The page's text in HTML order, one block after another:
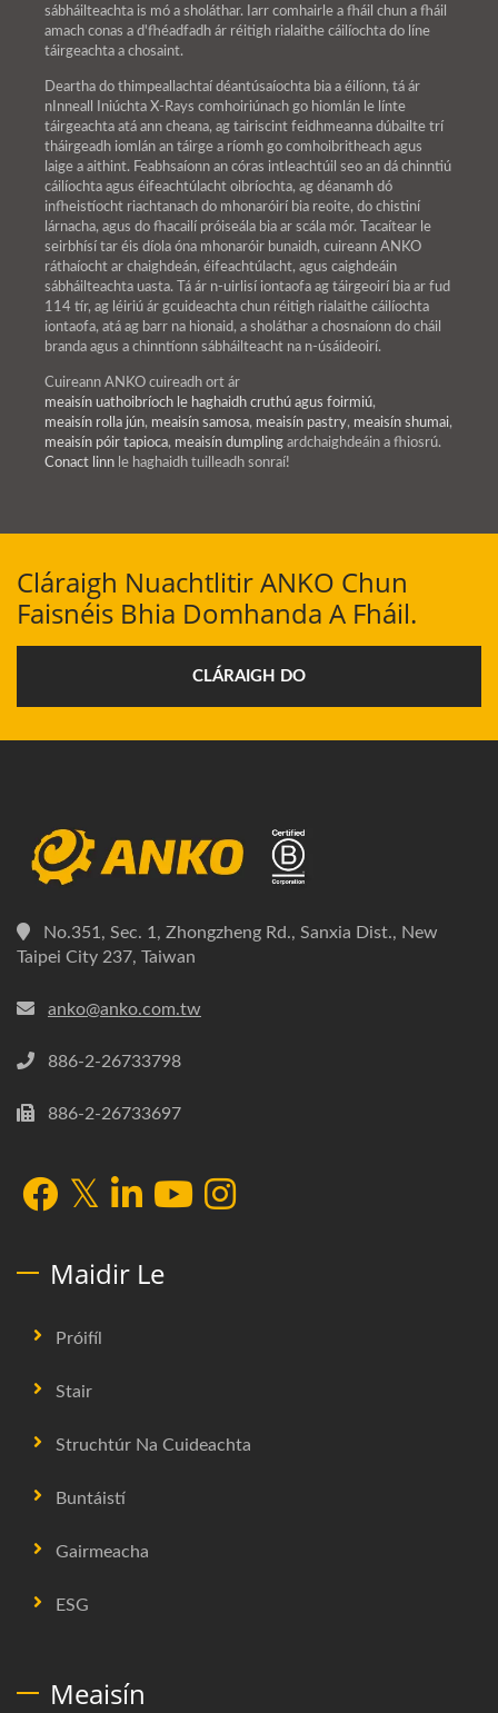
sábháilteachta is mó a sholáthar. Iarr comhairle a fháil chun a fháil
amach conas a d'fhéadfadh ár réitigh rialaithe cáilíochta do líne
táirgeachta a chosaint.
Deartha do thimpeallachtaí déantúsaíochta bia a éilíonn, tá ár
nInneall Iniúchta X-Rays comhoiriúnach go hiomlán le línte
táirgeachta atá ann cheana, ag tairiscint feidhmeanna dúbailte trí
tháirgeadh iomlán an táirge a ríomh go comhoibritheach agus
laige a aithint. Feabhsaíonn an córas intleachtúil seo an dá chinntiú
cáilíochta agus éifeachtúlacht oibríochta, ag déanamh dó
infheistíocht riachtanach do mhonaróirí bia reoite, do chistiní
lárnacha, agus do fhacailí próiseála bia ar scála mór. Tacaítear le
seirbhísí tar éis díola óna mhonaróir bunaidh, cuireann ANKO
ráthaíocht ar chaighdeán, éifeachtúlacht, agus caighdeáin
sábháilteachta uasta. Tá ár n-uirlisí iontaofa ag táirgeoirí bia ar fud
114 tír, ag léiriú ár gcuideachta chun réitigh rialaithe cáilíochta
iontaofa, atá ag barr na hionaid, a sholáthar a chosnaíonn do cháil
branda agus a chinntíonn sábháilteacht na n-úsáideoirí.
Cuireann ANKO cuireadh ort ár
meaisín uathoibríoch le haghaidh cruthú agus foirmiú,
meaisín rolla jún, meaisín samosa, meaisín pastry, meaisín shumai,
meaisín póir tapioca, meaisín dumpling ardchaighdeáin a fhiosrú.
Conact linn le haghaidh tuilleadh sonraí!
Cláraigh Nuachtlitir ANKO Chun
Faisnéis Bhia Domhanda A Fháil.
CLÁRAIGH DO
No.351, Sec. 1, Zhongzheng Rd., Sanxia Dist., New
Taipei City 237, Taiwan
anko@anko.com.tw
886-2-26733798
886-2-26733697
Maidir Le
Próifíl
Stair
Struchtúr Na Cuideachta
Buntáistí
Gairmeacha
ESG
Meaisín